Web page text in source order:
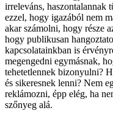
irreleváns, haszontalannak
ezzel, hogy igazából nem
akar számolni, hogy része
hogy publikusan
kapcsolatainkban is
megengedni egymásnak,
tehetetlennek bizonyulni?
és sikeresnek lenni? Nem
reklámozni, épp elég, ha
szőnyeg alá.